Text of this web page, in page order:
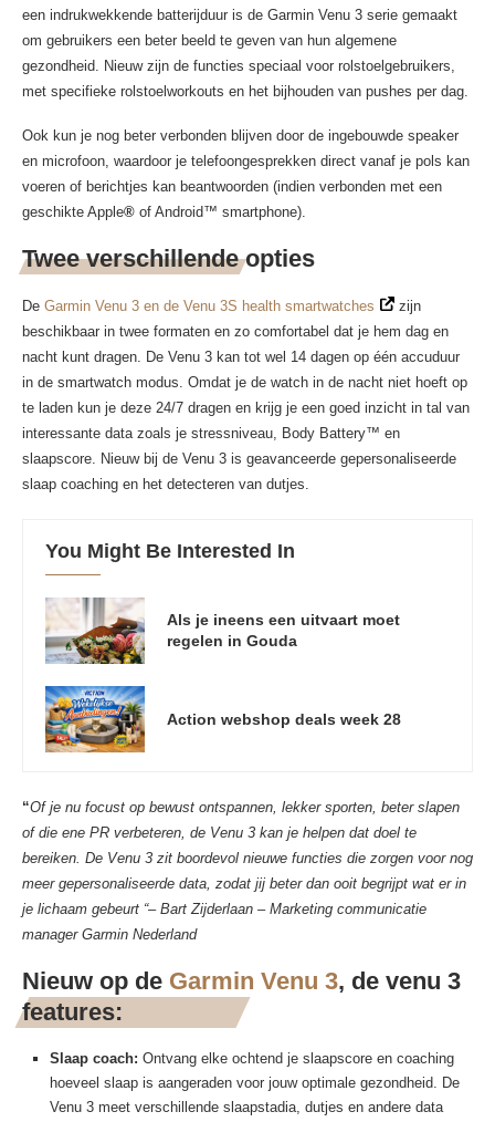
een indrukwekkende batterijduur is de Garmin Venu 3 serie gemaakt
om gebruikers een beter beeld te geven van hun algemene
gezondheid. Nieuw zijn de functies speciaal voor rolstoelgebruikers,
met specifieke rolstoelworkouts en het bijhouden van pushes per dag.
Ook kun je nog beter verbonden blijven door de ingebouwde speaker
en microfoon, waardoor je telefoongesprekken direct vanaf je pols kan
voeren of berichtjes kan beantwoorden (indien verbonden met een
geschikte Apple® of Android™ smartphone).
Twee verschillende opties
De Garmin Venu 3 en de Venu 3S health smartwatches
zijn
beschikbaar in twee formaten en zo comfortabel dat je hem dag en
nacht kunt dragen. De Venu 3 kan tot wel 14 dagen op één accuduur
in de smartwatch modus. Omdat je de watch in de nacht niet hoeft op
te laden kun je deze 24/7 dragen en krijg je een goed inzicht in tal van
interessante data zoals je stressniveau, Body Battery™ en
slaapscore. Nieuw bij de Venu 3 is geavanceerde gepersonaliseerde
slaap coaching en het detecteren van dutjes.
You Might Be Interested In
Als je ineens een uitvaart moet
regelen in Gouda
Action webshop deals week 28
“Of je nu focust op bewust ontspannen, lekker sporten, beter slapen
of die ene PR verbeteren, de Venu 3 kan je helpen dat doel te
bereiken. De Venu 3 zit boordevol nieuwe functies die zorgen voor nog
meer gepersonaliseerde data, zodat jij beter dan ooit begrijpt wat er in
je lichaam gebeurt “– Bart Zijderlaan – Marketing communicatie
manager Garmin Nederland
Nieuw op de Garmin Venu 3, de venu 3
features:
Slaap coach: Ontvang elke ochtend je slaapscore en coaching
hoeveel slaap is aangeraden voor jouw optimale gezondheid. De
Venu 3 meet verschillende slaapstadia, dutjes en andere data